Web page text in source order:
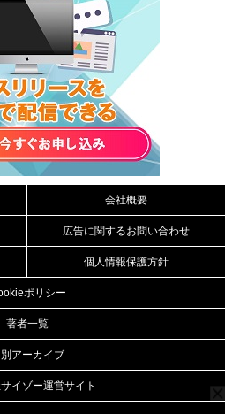
会社概要
広告に関するお問い合わせ
個人情報保護方針
ポリシー
著者一覧
別アーカイブ
イゾー運営サイト